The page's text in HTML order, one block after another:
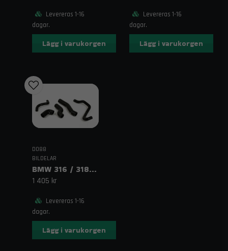
Levereras 1-16
dagar.
Lägg i varukorgen
Levereras 1-16
dagar.
Lägg i varukorgen
DO88
BILDELAR
BMW 316 / 318 E46 Kylarslangar Svart
1 405 kr
Levereras 1-16
dagar.
Lägg i varukorgen